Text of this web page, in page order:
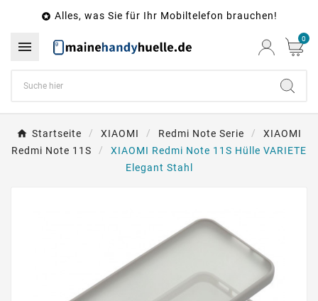
 Alles, was Sie für Ihr Mobiltelefon brauchen!
 0
Startseite XIAOMI Redmi Note Serie
XIAOMI
Redmi Note 11S
XIAOMI Redmi Note 11S Hülle VARIETE
Elegant Stahl